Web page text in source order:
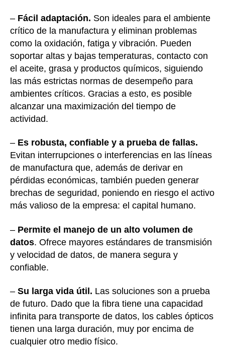
– Fácil adaptación. Son ideales para el ambiente
crítico de la manufactura y eliminan problemas
como la oxidación, fatiga y vibración. Pueden
soportar altas y bajas temperaturas, contacto con
el aceite, grasa y productos químicos, siguiendo
las más estrictas normas de desempeño para
ambientes críticos. Gracias a esto, es posible
alcanzar una maximización del tiempo de
actividad.
– Es robusta, confiable y a prueba de fallas.
Evitan interrupciones o interferencias en las líneas
de manufactura que, además de derivar en
pérdidas económicas, también pueden generar
brechas de seguridad, poniendo en riesgo el activo
más valioso de la empresa: el capital humano.
– Permite el manejo de un alto volumen de
datos. Ofrece mayores estándares de transmisión
y velocidad de datos, de manera segura y
confiable.
– Su larga vida útil. Las soluciones son a prueba
de futuro. Dado que la fibra tiene una capacidad
infinita para transporte de datos, los cables ópticos
tienen una larga duración, muy por encima de
cualquier otro medio físico.